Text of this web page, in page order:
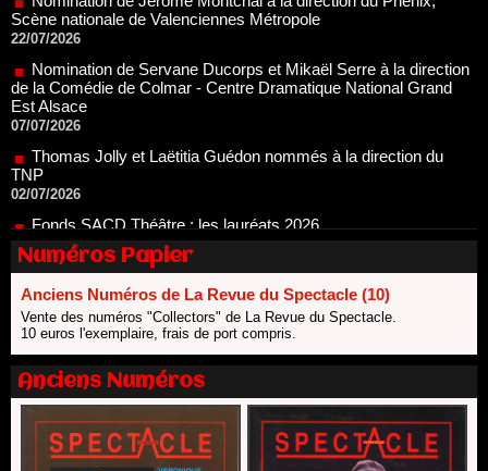
Nomination de Servane Ducorps et Mikaël Serre à la direction
de la Comédie de Colmar - Centre Dramatique National Grand
Est Alsace
07/07/2026
Thomas Jolly et Laëtitia Guédon nommés à la direction du
TNP
02/07/2026
Fonds SACD Théâtre : les lauréats 2026
23/06/2026
Dispositif ARTCENA Écrire pour le cirque, les lauréats 2026 !
20/06/2026
18/06/2026
Les 10 lauréats du Fonds Grandes Formes Théâtre 2026
13/06/2026
Nomination de Nathalie Garraud et Olivier Saccomano à la
direction du Théâtre de Gennevilliers - CDN
13/06/2026
Numéros Papier
Anciens Numéros de La Revue du Spectacle (10)
Vente des numéros "Collectors" de La Revue du Spectacle.
10 euros l'exemplaire, frais de port compris.
Anciens Numéros